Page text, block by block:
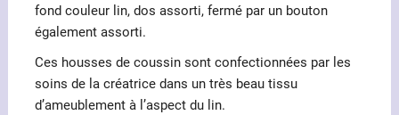
fond couleur lin, dos assorti, fermé par un bouton
également assorti.
Ces housses de coussin sont confectionnées par les
soins de la créatrice dans un très beau tissu
d’ameublement à l’aspect du lin.